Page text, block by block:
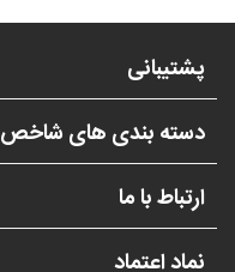
پشتیبانی
دسته بندی های شاخص
ارتباط با ما
نماد اعتماد